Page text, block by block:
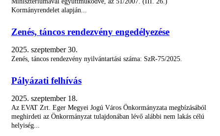
Az elmúlt 50 év legnagyobb...
HIDETMÉNY BÍRÓSÁGI ÜLNÖK...
Eger idén is nevezett a Virágos...
Ajánlatkérés - Természetjáró...
Eger Megyei Jogú Város Önkormányzata...
Kormányrendelet alapján...
Zenés, táncos rendezvény engedélyezése
2025. szeptember 30.
Zenés, táncos rendezvény nyilvántartási száma: SzR-75/2025.
Pályázati felhívás
2025. szeptember 18.
Az EVAT Zrt. Eger Megyei Jogú Város Önkormányzata megbízásából
meghirdeti az Önkormányzat tulajdonában lévő alábbi nem lakás célú
helyiség...